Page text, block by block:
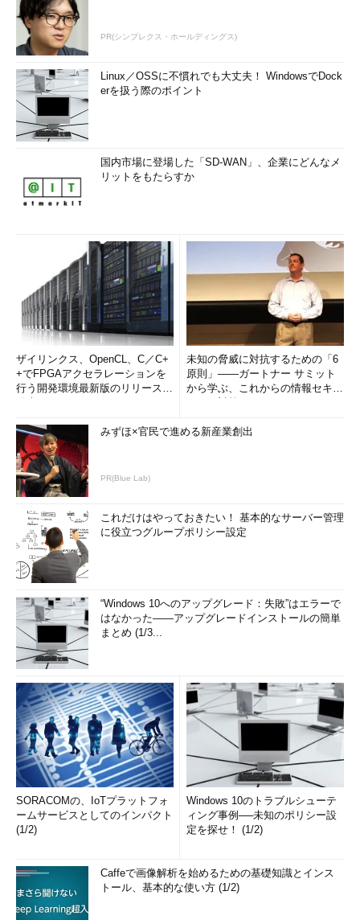
PR(シンプレクス・ホールディングス)
Linux／OSSに不慣れでも大丈夫！ WindowsでDock
erを扱う際のポイント
国内市場に登場した「SD-WAN」、企業にどんなメ
リットをもたらすか
ザイリンクス、OpenCL、C／C+
+でFPGAアクセラレーションを
行う開発環境最新版のリリースを
未知の脅威に対抗するための「6
原則」――ガートナー サミット
から学ぶ、これからの情報セキュ
みずほ×官民で進める新産業創出
PR(Blue Lab)
これだけはやっておきたい！ 基本的なサーバー管理
に役立つグループポリシー設定
“Windows 10へのアップグレード：失敗”はエラーで
はなかった――アップグレードインストールの簡単
まとめ (1/3...
SORACOMの、IoTプラットフォ
ームサービスとしてのインパクト
(1/2)
Windows 10のトラブルシューテ
ィング事例──未知のポリシー設
定を探せ！ (1/2)
Caffeで画像解析を始めるための基礎知識とインス
トール、基本的な使い方 (1/2)